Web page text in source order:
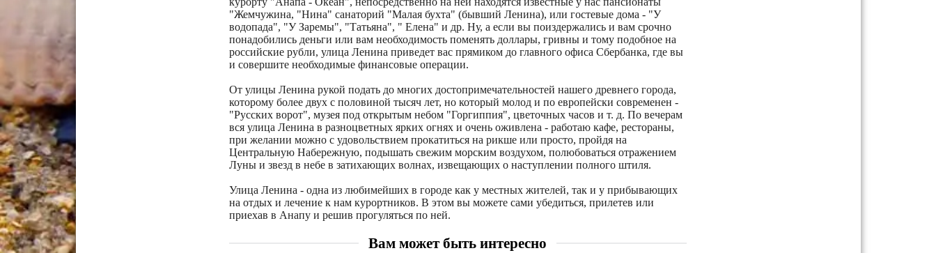
"Жемчужина, "Нина" санаторий "Малая бухта" (бывший Ленина), или гостевые дома - "У
водопада", "У Заремы", "Татьяна", " Елена" и др. Ну, а если вы поиздержались и вам срочно
понадобились деньги или вам необходимость поменять доллары, гривны и тому подобное на
российские рубли, улица Ленина приведет вас прямиком до главного офиса Сбербанка, где вы
и совершите необходимые финансовые операции.
От улицы Ленина рукой подать до многих достопримечательностей нашего древнего города,
которому более двух с половиной тысяч лет, но который молод и по европейски современен -
"Русских ворот", музея под открытым небом "Горгиппия", цветочных часов и т. д. По вечерам
вся улица Ленина в разноцветных ярких огнях и очень оживлена - работаю кафе, рестораны,
при желании можно с удовольствием прокатиться на рикше или просто, пройдя на
Центральную Набережную, подышать свежим морским воздухом, полюбоваться отражением
Луны и звезд в небе в затихающих волнах, извещающих о наступлении полного штиля.
Улица Ленина - одна из любимейших в городе как у местных жителей, так и у прибывающих
на отдых и лечение к нам курортников. В этом вы можете сами убедиться, прилетев или
приехав в Анапу и решив прогуляться по ней.
Вам может быть интересно